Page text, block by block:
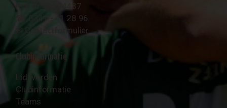
KvK Nr 40094437
☎︎ 0341 - 41 28 96
✉︎ Contactformulier
Clubinformatie
Lid worden
Clubinformatie
Teams